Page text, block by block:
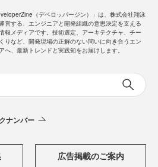
（デベロッパージン）」は、株式会社翔泳
営する、エンジニアと開発組織の意思決定を支える
報メディアです。技術選定、アーキテクチャ、チー
りなど、開発現場の正解のない問いに向き合うエン
へ、最新トレンドと実践知をお届けします。
ナンバー
広告掲載のご案内